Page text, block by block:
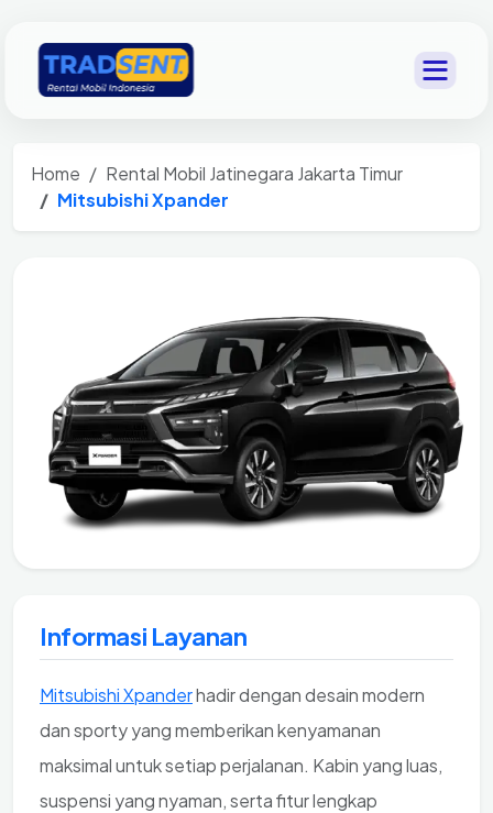
Home
Rental Mobil Jatinegara Jakarta Timur
Mitsubishi Xpander
Informasi Layanan
Mitsubishi Xpanderhadir dengan desain modern
dan sporty yang memberikan kenyamanan
maksimal untuk setiap perjalanan. Kabin yang luas,
suspensi yang nyaman, serta fitur lengkap